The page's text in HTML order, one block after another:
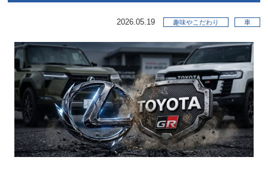
2026.05.19 趣味やこだわり 車